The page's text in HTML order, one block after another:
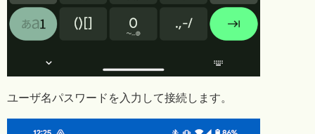
ユーザ名パスワードを入力して接続します。